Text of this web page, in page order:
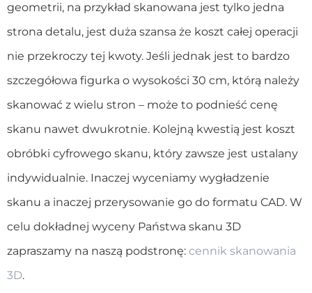
geometrii, na przykład skanowana jest tylko jedna
strona detalu, jest duża szansa że koszt całej operacji
nie przekroczy tej kwoty. Jeśli jednak jest to bardzo
szczegółowa figurka o wysokości 30 cm, którą należy
skanować z wielu stron – może to podnieść cenę
skanu nawet dwukrotnie. Kolejną kwestią jest koszt
obróbki cyfrowego skanu, który zawsze jest ustalany
indywidualnie. Inaczej wyceniamy wygładzenie
skanu a inaczej przerysowanie go do formatu CAD. W
celu dokładnej wyceny Państwa skanu 3D
zapraszamy na naszą podstronę: cennik skanowania
3D.